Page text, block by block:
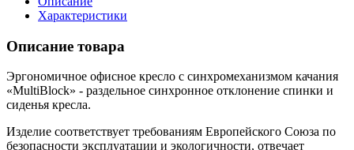
Характеристики
Описание товара
Эргономичное офисное кресло с синхромеханизмом качания
«MultiBlock» - раздельное синхронное отклонение спинки и
сиденья кресла.
Изделие соответствует требованиям Европейского Союза по
безопасности эксплуатации и экологичности, отвечает